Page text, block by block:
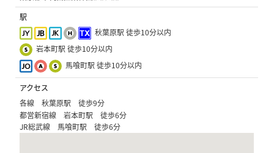
駅
秋葉原駅 徒歩10分以内
岩本町駅 徒歩10分以内
馬喰町駅 徒歩10分以内
アクセス
各線 秋葉原駅 徒歩9分
都営新宿線 岩本町駅 徒歩6分
JR総武線 馬喰町駅 徒歩6分